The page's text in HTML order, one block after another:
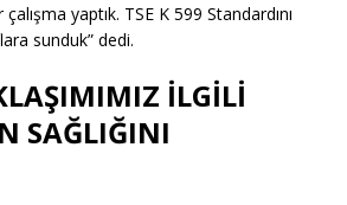
yaptık. TSE K 599 Standardını
sunduk” dedi.
İLGİLİ
SAĞLIĞINI